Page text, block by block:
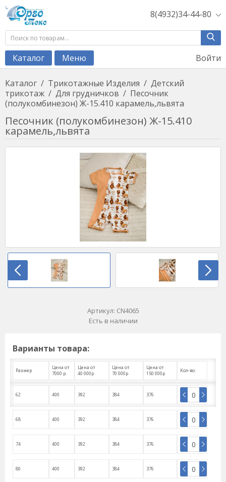
8(4932)34-44-80
Каталог Меню Войти
Каталог / Трикотажные Изделия / Детский
трикотаж / Для грудничков / Песочник
(полукомбинезон) Ж-15.410 карамель,львята
Песочник (полукомбинезон) Ж-15.410
карамель,львята
Артикул: CN4065
Есть в наличии
Варианты товара:
Размер
Цена от
7000 р.
Цена от
40 000р
Цена от
70 000р
Цена от
150 000р
Кол-во:
62 400 392 384 376
68 400 392 384 376
74 400 392 384 376
80 400 392 384 376